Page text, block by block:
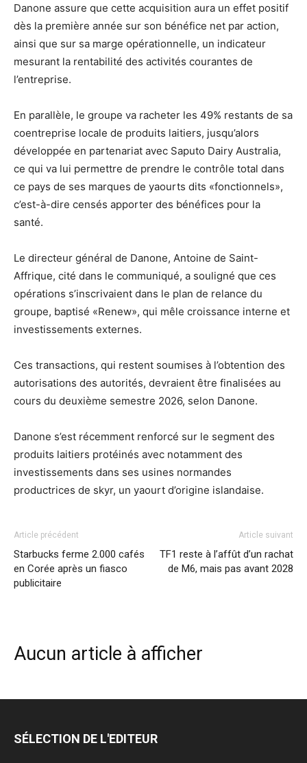
Danone assure que cette acquisition aura un effet positif
dès la première année sur son bénéfice net par action,
ainsi que sur sa marge opérationnelle, un indicateur
mesurant la rentabilité des activités courantes de
l’entreprise.
En parallèle, le groupe va racheter les 49% restants de sa
coentreprise locale de produits laitiers, jusqu’alors
développée en partenariat avec Saputo Dairy Australia,
ce qui va lui permettre de prendre le contrôle total dans
ce pays de ses marques de yaourts dits «fonctionnels»,
c’est-à-dire censés apporter des bénéfices pour la
santé.
Le directeur général de Danone, Antoine de Saint-
Affrique, cité dans le communiqué, a souligné que ces
opérations s’inscrivaient dans le plan de relance du
groupe, baptisé «Renew», qui mêle croissance interne et
investissements externes.
Ces transactions, qui restent soumises à l’obtention des
autorisations des autorités, devraient être finalisées au
cours du deuxième semestre 2026, selon Danone.
Danone s’est récemment renforcé sur le segment des
produits laitiers protéinés avec notamment des
investissements dans ses usines normandes
productrices de skyr, un yaourt d’origine islandaise.
Article précédent
Starbucks ferme 2.000 cafés
en Corée après un fiasco
publicitaire
Article suivant
TF1 reste à l’affût d’un rachat
de M6, mais pas avant 2028
Aucun article à afficher
SÉLECTION DE L'EDITEUR